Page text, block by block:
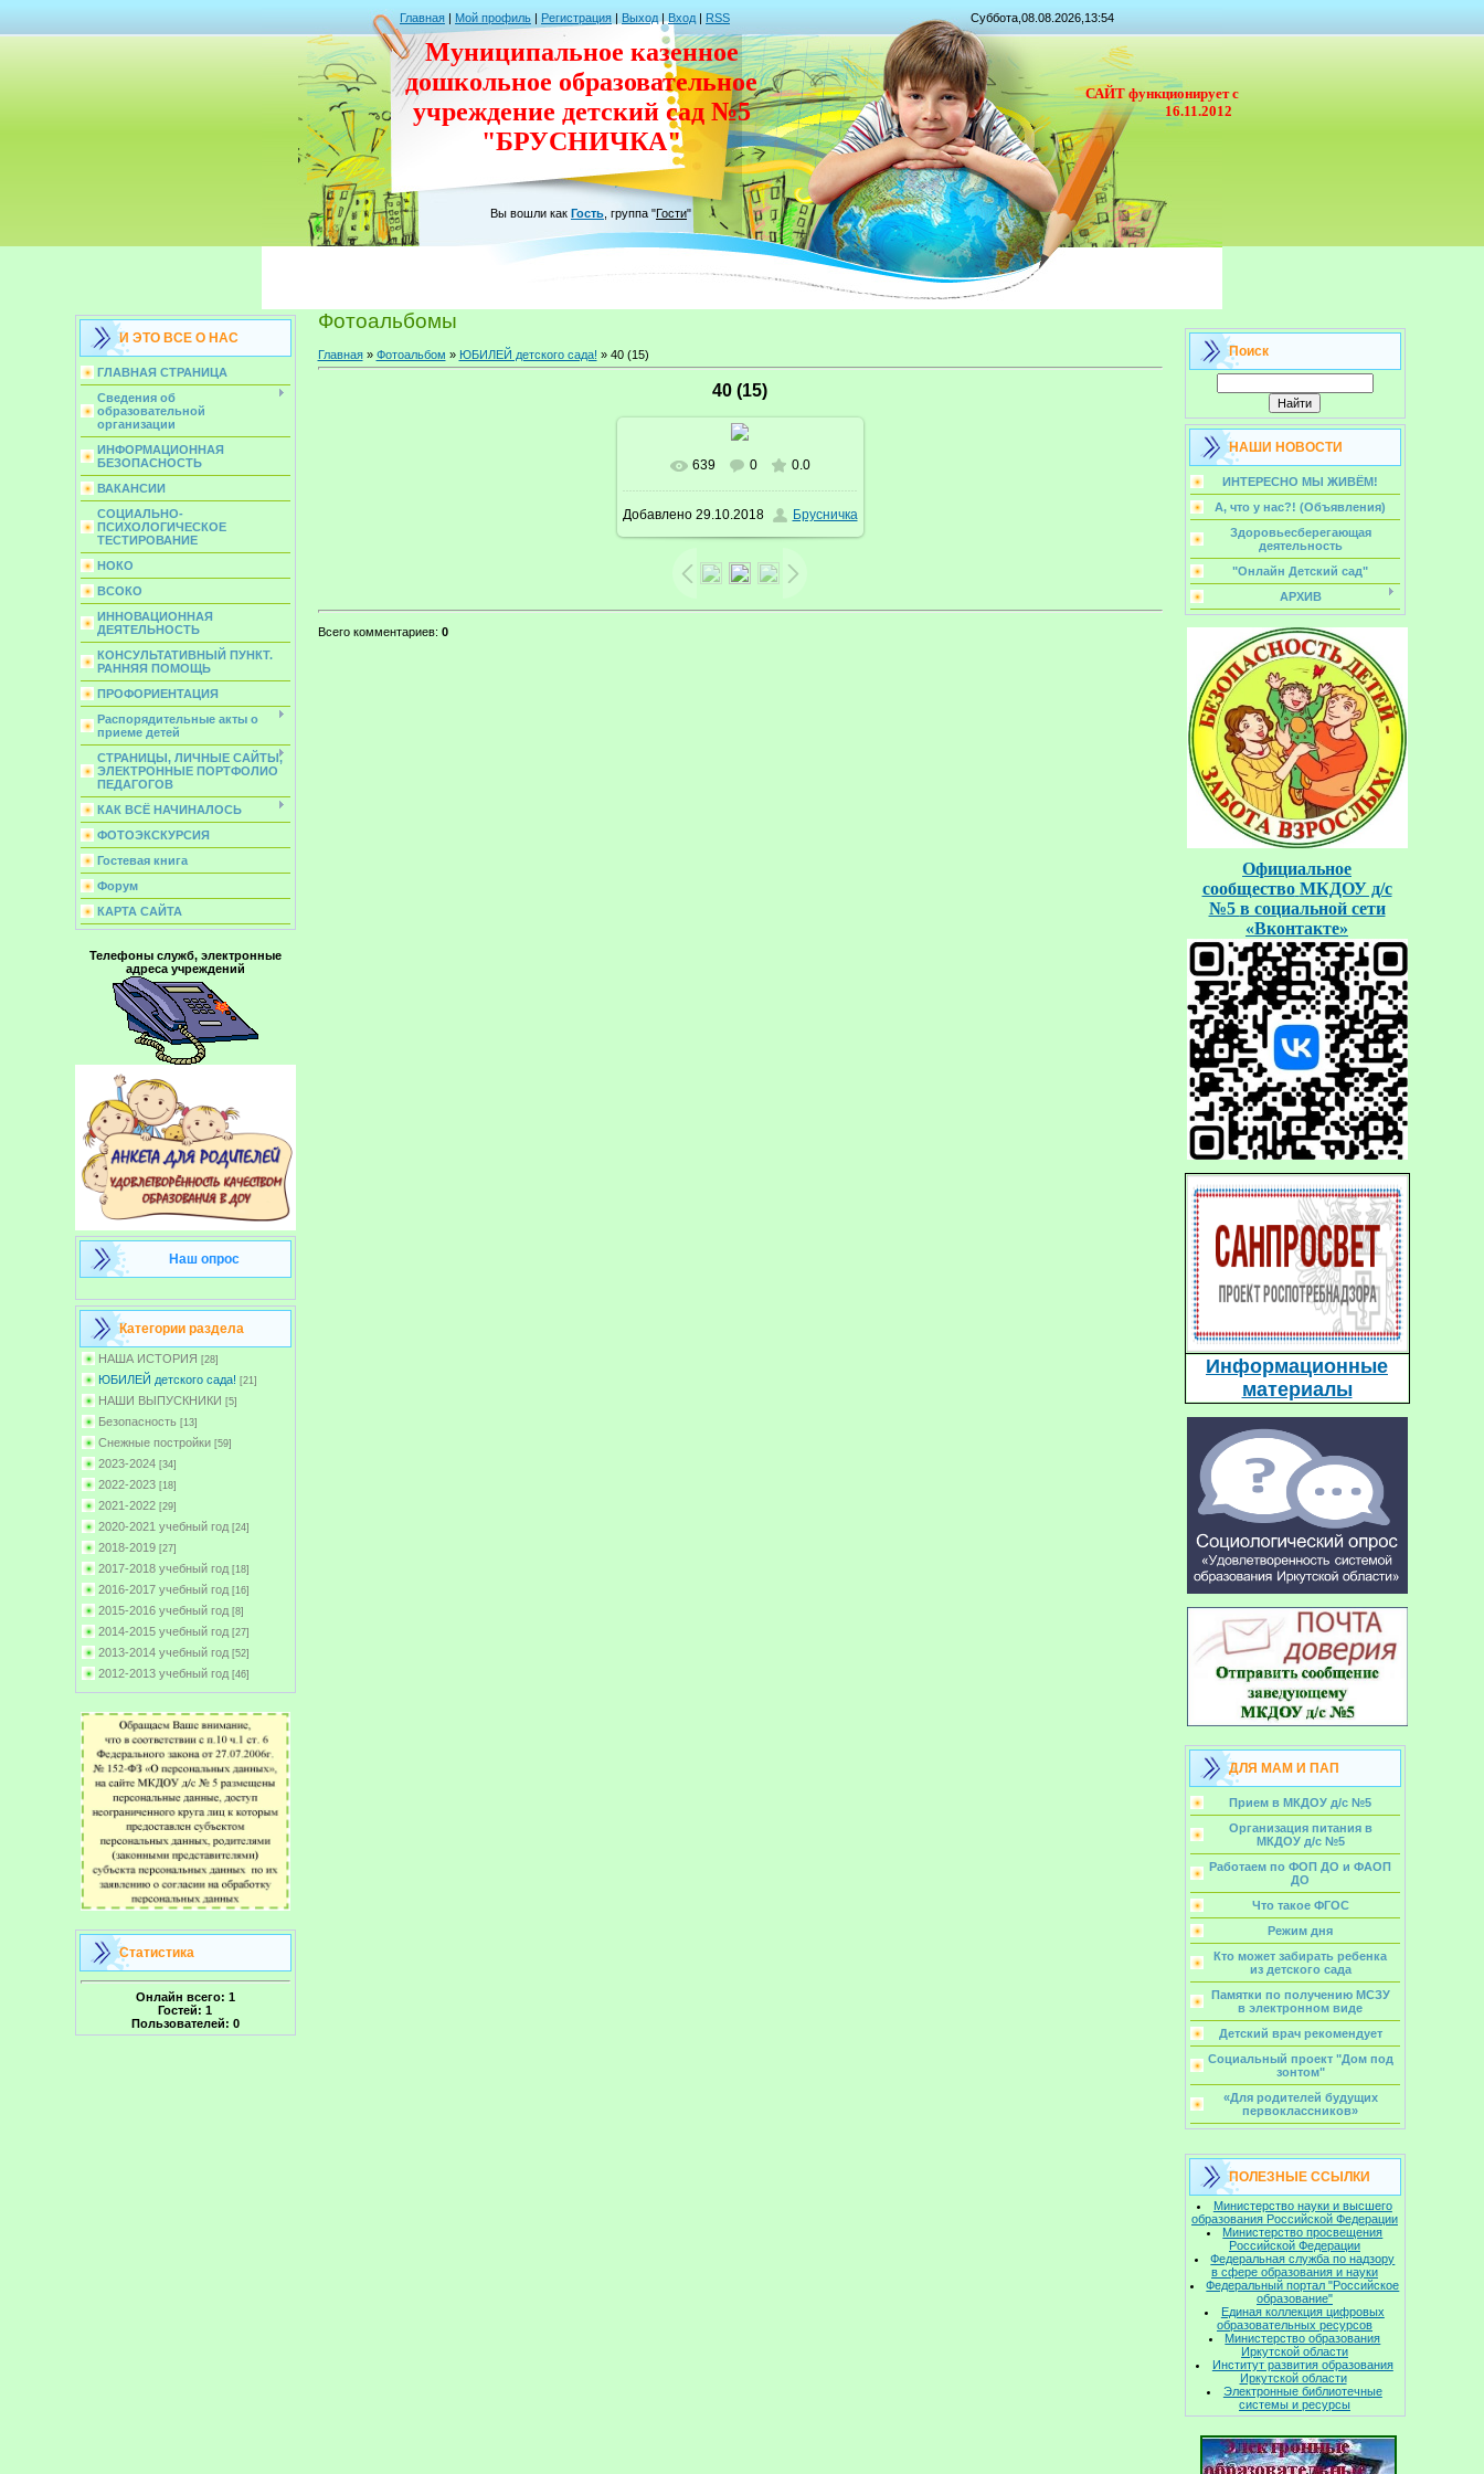
Главная | Мой профиль | Регистрация | Выход | Вход | RSS Суббота,08.08.2026,13:54
Муниципальное казенное
дошкольное образовательное
учреждение детский сад №5
"БРУСНИЧКА"
САЙТ функционирует с
16.11.2012
Вы вошли как Гость группа "Гости"
И ЭТО ВСЕ О НАС
ГЛАВНАЯ СТРАНИЦА
Сведения об
образовательной
организации
ИНФОРМАЦИОННАЯ
БЕЗОПАСНОСТЬ
ВАКАНСИИ
СОЦИАЛЬНО-
ПСИХОЛОГИЧЕСКОЕ
ТЕСТИРОВАНИЕ
НОКО
ВСОКО
ИННОВАЦИОННАЯ
ДЕЯТЕЛЬНОСТЬ
КОНСУЛЬТАТИВНЫЙ ПУНКТ.
РАННЯЯ ПОМОЩЬ
ПРОФОРИЕНТАЦИЯ
Распорядительные акты о
приеме детей
СТРАНИЦЫ, ЛИЧНЫЕ САЙТЫ,
ЭЛЕКТРОННЫЕ ПОРТФОЛИО
ПЕДАГОГОВ
КАК ВСЁ НАЧИНАЛОСЬ
ФОТОЭКСКУРСИЯ
Гостевая книга
Форум
КАРТА САЙТА
Телефоны служб, электронные
адреса учреждений
Наш опрос
Категории раздела
НАША ИСТОРИЯ [28]
ЮБИЛЕЙ детского сада! [21]
НАШИ ВЫПУСКНИКИ [5]
Безопасность [13]
Снежные постройки [59]
2023-2024 [34]
2022-2023 [18]
2021-2022 [29]
2020-2021 учебный год [24]
2018-2019 [27]
2017-2018 учебный год [18]
2016-2017 учебный год [16]
2015-2016 учебный год [8]
2014-2015 учебный год [27]
2013-2014 учебный год [52]
2012-2013 учебный год [46]
Статистика
Онлайн всего: 1
Гостей: 1
Пользователей: 0
Фотоальбомы
Главная» Фотоальбом » ЮБИЛЕЙ детского сада! » 40 (15)
40 (15)
639 0 0.0
Добавлено29.10.2018 Брусничка
Всего комментариев: 0
Поиск
НАШИ НОВОСТИ
ИНТЕРЕСНО МЫ ЖИВЁМ!
А, что у нас?! (Объявления)
Здоровьесберегающая
деятельность
"Онлайн Детский сад"
АРХИВ
Официальное
сообщество МКДОУ д/с
№5 в социальной сети
«Вконтакте»
Информационные
материалы
ДЛЯ МАМ И ПАП
Прием в МКДОУ д/с №5
Организация питания в
МКДОУ д/с №5
Работаем по ФОП ДО и ФАОП
ДО
Что такое ФГОС
Режим дня
Кто может забирать ребенка
из детского сада
Памятки по получению МСЗУ
в электронном виде
Детский врач рекомендует
Социальный проект "Дом под
зонтом"
«Для родителей будущих
первоклассников»
ПОЛЕЗНЫЕ ССЫЛКИ
Министерство науки и высшего
образования Российской Федерации
Министерство просвещения
Российской Федерации
Федеральная служба по надзору
в сфере образования и науки
Федеральный портал "Российское
образование"
Единая коллекция цифровых
образовательных ресурсов
Министерство образования
Иркутской области
Институт развития образования
Иркутской области
Электронные библиотечные
системы и ресурсы